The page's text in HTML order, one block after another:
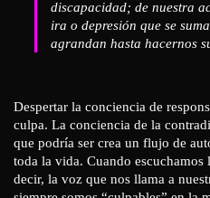
discapacidad; de nuestra
ira o depresión que se
agrandan hasta hacernos
Despertar la conciencia de
culpa. La conciencia de la
que podría ser crea un flujo de
toda la vida. Cuando
decir, la voz que nos llama a